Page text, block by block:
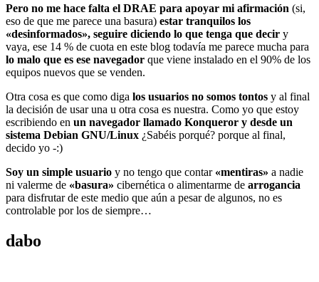
Pero no me hace falta el DRAE para apoyar mi afirmación (si,
eso de que me parece una basura) estar tranquilos los
«desinformados», seguire diciendo lo que tenga que decir y
vaya, ese 14 % de cuota en este blog todavía me parece mucha para
lo malo que es ese navegador que viene instalado en el 90% de los
equipos nuevos que se venden.
Otra cosa es que como diga los usuarios no somos tontos y al final
la decisión de usar una u otra cosa es nuestra. Como yo que estoy
escribiendo en un navegador llamado Konqueror y desde un
sistema Debian GNU/Linux ¿Sabéis porqué? porque al final,
decido yo -:)
Soy un simple usuario y no tengo que contar «mentiras» a nadie
ni valerme de «basura» cibernética o alimentarme de arrogancia
para disfrutar de este medio que aún a pesar de algunos, no es
controlable por los de siempre…
dabo